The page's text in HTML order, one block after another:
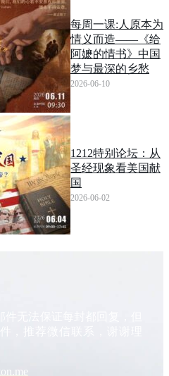
每周一课:人原本为
情义而造——《给
阿嬷的情书》中国
梦与最深的乡愁
2026-06-10
1212特别论坛：从
圣经现象看美国献
国
2026-06-02
件无法保证每封都回复，但
，推荐微信联系，谢谢理